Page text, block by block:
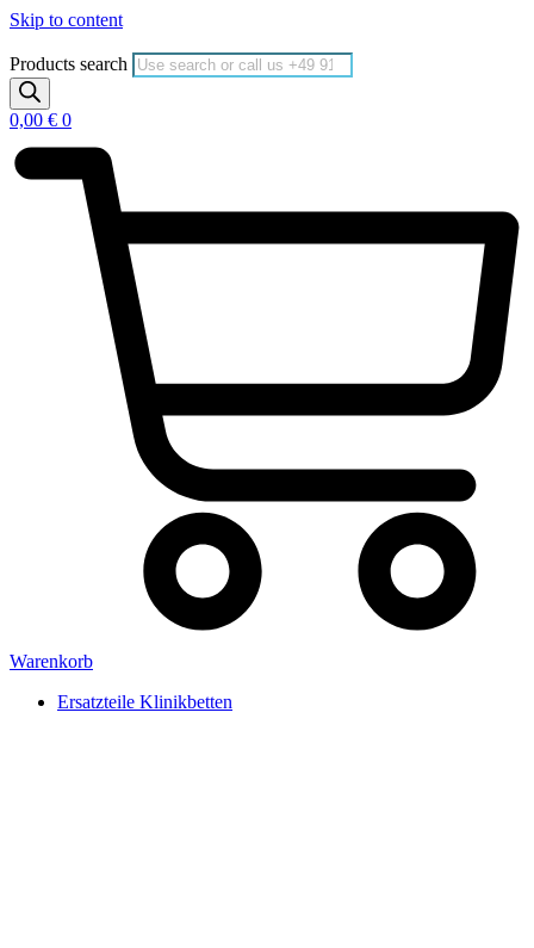
Skip to content
Products search
0,00 € 0
Warenkorb
Ersatzteile Klinikbetten